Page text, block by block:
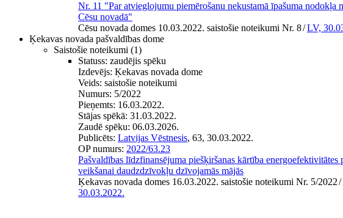
Nr. 11 "Par atvieglojumu piemērošanu nekustamā īpašuma nodokļa
Cēsu novadā"
Cēsu novada domes 10.03.2022. saistošie noteikumi Nr. 8/LV,
Ķekavas novada pašvaldības dome
Saistošie noteikumi (1)
Statuss: zaudējis spēku
Izdevējs: Ķekavas novada dome
Veids: saistošie noteikumi
Numurs: 5/2022
Pieņemts: 16.03.2022.
Stājas spēkā: 31.03.2022.
Zaudē spēku: 06.03.2026.
Publicēts: Latvijas Vēstnesis, 63, 30.03.2022.
OP numurs: 2022/63.23
Pašvaldības līdzfinansējuma piešķiršanas kārtība energoefektivitātes
veikšanai daudzdzīvokļu dzīvojamās mājās
Ķekavas novada domes 16.03.2022. saistošie noteikumi Nr. 5/2022/
30.03.2022.